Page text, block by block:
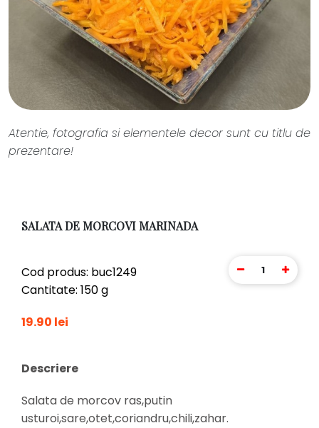
Atentie, fotografia si elementele decor sunt cu titlu de
prezentare!
SALATA DE MORCOVI MARINADA
Cod produs: buc1249
Cantitate: 150 g
19.90 lei
1
Descriere
Salata de morcov ras,putin
usturoi,sare,otet,coriandru,chili,zahar.